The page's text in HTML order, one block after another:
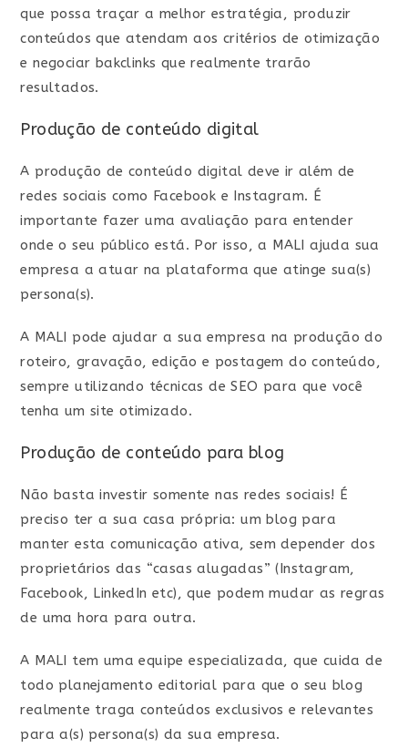
que possa traçar a melhor estratégia, produzir
conteúdos que atendam aos critérios de otimização
e negociar bakclinks que realmente trarão
resultados.
Produção de conteúdo digital
A produção de conteúdo digital deve ir além de
redes sociais como Facebook e Instagram. É
importante fazer uma avaliação para entender
onde o seu público está. Por isso, a MALI ajuda sua
empresa a atuar na plataforma que atinge sua(s)
persona(s).
A MALI pode ajudar a sua empresa na produção do
roteiro, gravação, edição e postagem do conteúdo,
sempre utilizando técnicas de SEO para que você
tenha um site otimizado.
Produção de conteúdo para blog
Não basta investir somente nas redes sociais! É
preciso ter a sua casa própria: um blog para
manter esta comunicação ativa, sem depender dos
proprietários das “casas alugadas” (Instagram,
Facebook, LinkedIn etc), que podem mudar as regras
de uma hora para outra.
A MALI tem uma equipe especializada, que cuida de
todo planejamento editorial para que o seu blog
realmente traga conteúdos exclusivos e relevantes
para a(s) persona(s) da sua empresa.